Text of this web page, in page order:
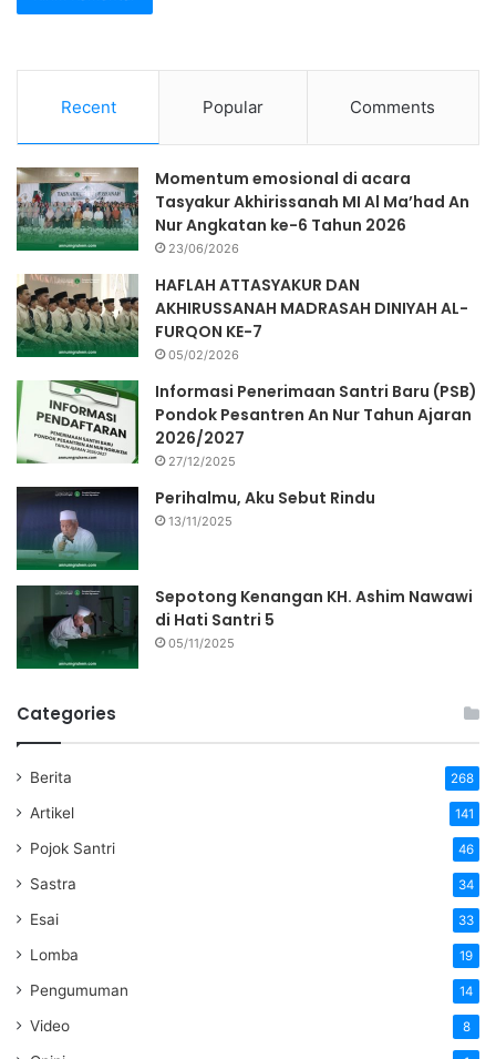
Recent Popular Comments
Momentum emosional di acara
Tasyakur Akhirissanah MI Al Ma’had An
Nur Angkatan ke-6 Tahun 2026
23/06/2026
HAFLAH ATTASYAKUR DAN
AKHIRUSSANAH MADRASAH DINIYAH AL-
FURQON KE-7
05/02/2026
Informasi Penerimaan Santri Baru (PSB)
Pondok Pesantren An Nur Tahun Ajaran
2026/2027
27/12/2025
Perihalmu, Aku Sebut Rindu
13/11/2025
Sepotong Kenangan KH. Ashim Nawawi
di Hati Santri 5
05/11/2025
Categories
Berita 268
Artikel 141
Pojok Santri 46
Sastra 34
Esai 33
Lomba 19
Pengumuman 14
Video 8